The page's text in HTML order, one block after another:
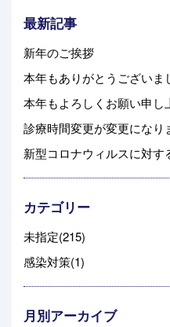
最新記事
新年のご挨拶
本年もありがとうございま
本年もよろしくお願い申し
診療時間変更が変更になり
新型コロナウィルスに対す
カテゴリー
未指定(215)
感染対策(1)
月別アーカイブ